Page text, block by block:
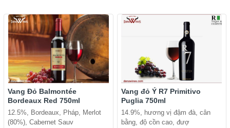
Vang Đỏ Balmontée
Bordeaux Red 750ml
12.5%, Bordeaux, Pháp, Merlot
(80%), Cabernet Sauv
Vang đỏ Ý R7 Primitivo
Puglia 750ml
14.9%, hương vị đậm đà, cân
bằng, độ cồn cao, đượ